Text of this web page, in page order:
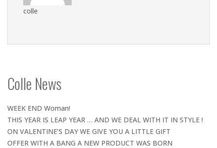
colle
Colle News
WEEK END Woman!
THIS YEAR IS LEAP YEAR … AND WE DEAL WITH IT IN STYLE !
ON VALENTINE’S DAY WE GIVE YOU A LITTLE GIFT
OFFER WITH A BANG A NEW PRODUCT WAS BORN